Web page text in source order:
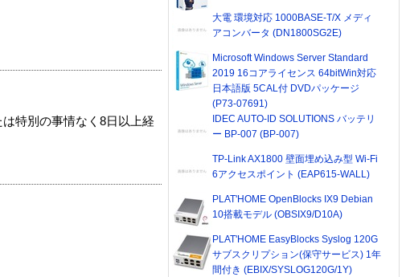
特別の事情なく8日以上経
大電 環境対応 1000BASE-T/X メディ
アコンバータ (DN1800SG2E)
Microsoft Windows Server Standard
2019 16コアライセンス 64bitWin対応
日本語版 5CAL付 DVDパッケージ
(P73-07691)
IDEC AUTO-ID SOLUTIONS バッテリ
ー BP-007 (BP-007)
TP-Link AX1800 壁面埋め込み型 Wi-Fi
6アクセスポイント (EAP615-WALL)
PLAT'HOME OpenBlocks IX9 Debian
10搭載モデル (OBSIX9/D10A)
PLAT'HOME EasyBlocks Syslog 120G
サブスクリプション(保守サービス) 1年
間付き (EBIX/SYSLOG120G/1Y)